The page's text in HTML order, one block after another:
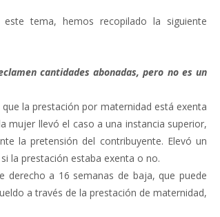
tema, hemos recopilado la siguiente
cantidades abonadas, pero no es un
la prestación por maternidad está exenta
mujer llevó el caso a una instancia superior,
la pretensión del contribuyente. Elevó un
la prestación estaba exenta o no.
derecho a 16 semanas de baja, que puede
a través de la prestación de maternidad,